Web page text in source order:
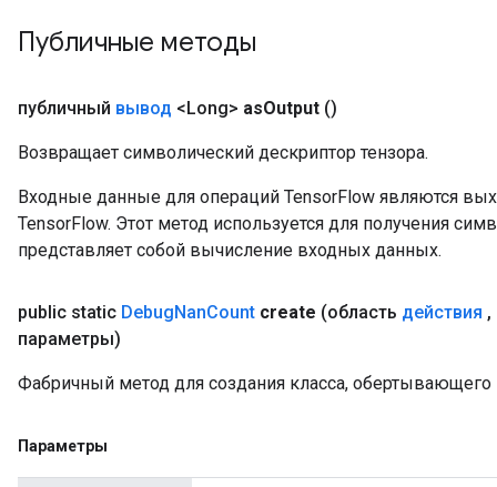
Публичные методы
публичный вывод <Long> asOutput ()
Возвращает символический дескриптор тензора.
Входные данные для операций TensorFlow являются
TensorFlow. Этот метод используется для получения
представляет собой вычисление входных данных.
public static DebugNanCount create (область действия ,
параметры)
Фабричный метод для создания класса,
Параметры